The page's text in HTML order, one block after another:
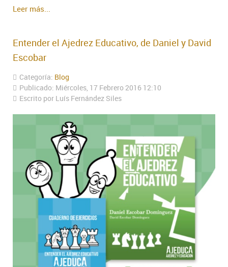
Leer más...
Entender el Ajedrez Educativo, de Daniel y David
Escobar
Categoría: Blog
Publicado: Miércoles, 17 Febrero 2016 12:10
Escrito por Luís Fernández Siles